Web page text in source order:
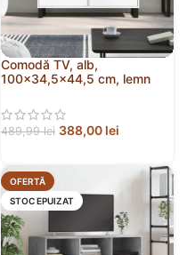
Comodă TV, alb,
100×34,5×44,5 cm, lemn
489,99lei 388,00 lei
OFERTĂ
STOC EPUIZAT